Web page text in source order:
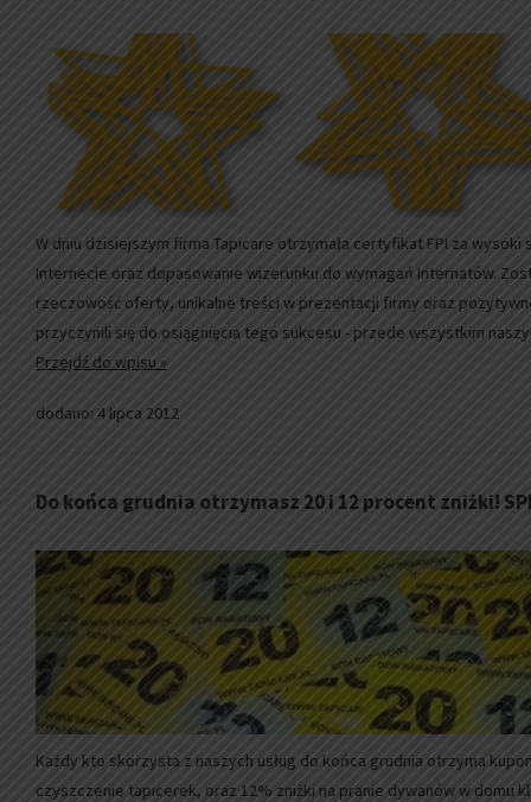
W dniu dzisiejszym firma Tapicare otrzymała certyfikat FPI za
Internecie oraz dopasowanie wizerunku do wymagań Internatów.
rzeczowość oferty, unikalne treści w prezentacji firmy oraz
przyczynili się do osiągnięcia tego sukcesu - przede wszystkim
Przejdź do wpisu »
dodano: 4 lipca 2012
Do końca grudnia otrzymasz 20 i 12 procent zniżki!
Każdy kto skorzysta z naszych usług do końca grudnia otrzyma
czyszczenie tapicerek, oraz 12% zniżki na pranie dywanów w domu